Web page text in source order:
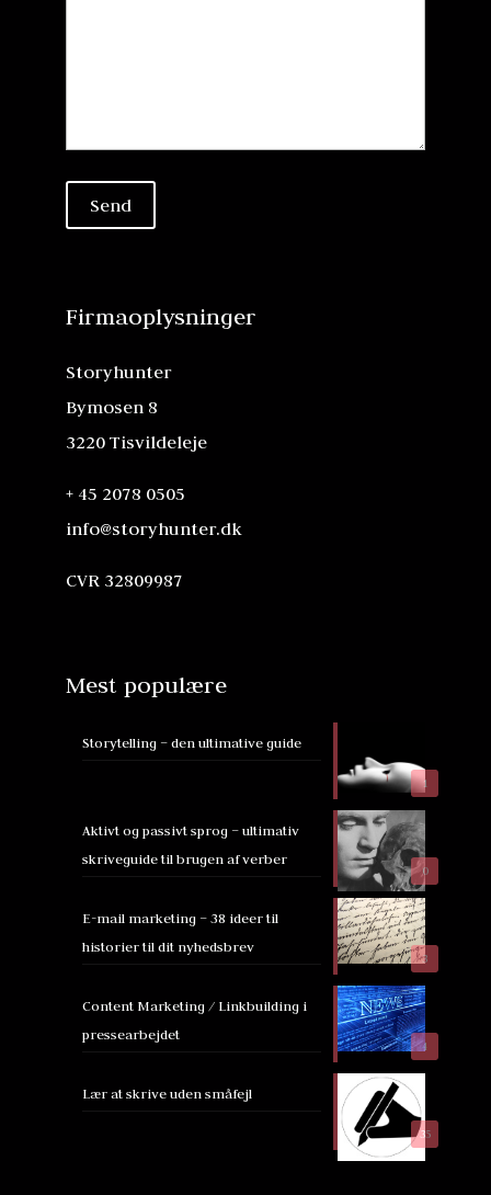
Firmaoplysninger
Storyhunter
Bymosen 8
3220 Tisvildeleje
+ 45 2078 0505
info@storyhunter.dk
CVR 32809987
Mest populære
1
Storytelling – den ultimative guide
0
Aktivt og passivt sprog – ultimativ
skriveguide til brugen af verber
3
E-mail marketing – 38 ideer til
historier til dit nyhedsbrev
4
Content Marketing / Linkbuilding i
pressearbejdet
35
Lær at skrive uden småfejl